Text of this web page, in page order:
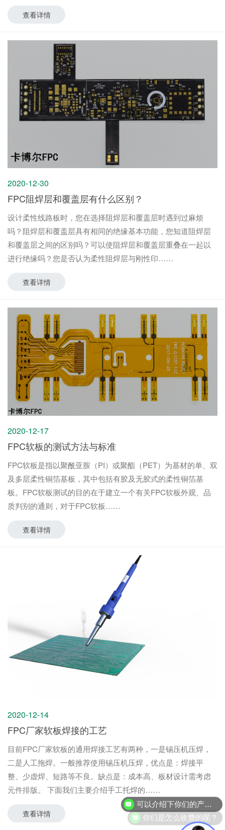
查看详情
2020-12-30
FPC阻焊层和覆盖层有什么区别？
设计柔性线路板时，您在选择阻焊层和覆盖层时遇到过麻烦
吗？阻焊层和覆盖层具有相同的绝缘基本功能，您知道阻焊层
和覆盖层之间的区别吗？可以使阻焊层和覆盖层重叠在一起以
进行绝缘吗？您是否认为柔性阻焊层与刚性印
查看详情
2020-12-17
FPC软板的测试方法与标准
FPC软板是指以聚酰亚胺（PI）或聚酯（PET）为基材的单、双
及多层柔性铜箔基板，其中包括有胶及无胶式的柔性铜箔基
板。FPC软板测试的目的在于建立一个有关FPC软板外观、品
质判别的通则，对于FPC软板
查看详情
2020-12-14
FPC厂家软板焊接的工艺
目前FPC厂家软板的通用焊接工艺有两种，一是锡压机压焊，
二是人工拖焊。一般推荐使用锡压机压焊，优点是：焊接平
整、少虚焊、短路等不良。缺点是：成本高、板材设计需考虑
元件排版。 下面我们主要介绍手工托焊的
查看详情 你们是怎么收费的呢？